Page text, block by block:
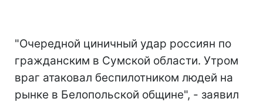
"Очередной циничный удар россиян по
гражданским в Сумской области. Утром
враг атаковал беспилотником людей на
рынке в Белопольской общине", - заявил